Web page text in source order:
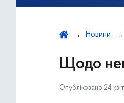
Новини
Щодо
Опубліковано 24